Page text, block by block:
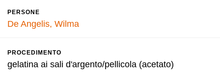
PERSONE
De Angelis, Wilma
PROCEDIMENTO
gelatina ai sali d'argento/pellicola (acetato)